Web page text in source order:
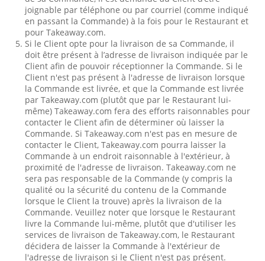
joignable par téléphone ou par courriel (comme indiqué
en passant la Commande) à la fois pour le Restaurant et
pour Takeaway.com.
Si le Client opte pour la livraison de sa Commande, il
doit être présent à l’adresse de livraison indiquée par le
Client afin de pouvoir réceptionner la Commande. Si le
Client n'est pas présent à l'adresse de livraison lorsque
la Commande est livrée, et que la Commande est livrée
par Takeaway.com (plutôt que par le Restaurant lui-
même) Takeaway.com fera des efforts raisonnables pour
contacter le Client afin de déterminer où laisser la
Commande. Si Takeaway.com n'est pas en mesure de
contacter le Client, Takeaway.com pourra laisser la
Commande à un endroit raisonnable à l'extérieur, à
proximité de l'adresse de livraison. Takeaway.com ne
sera pas responsable de la Commande (y compris la
qualité ou la sécurité du contenu de la Commande
lorsque le Client la trouve) après la livraison de la
Commande. Veuillez noter que lorsque le Restaurant
livre la Commande lui-même, plutôt que d'utiliser les
services de livraison de Takeaway.com, le Restaurant
décidera de laisser la Commande à l'extérieur de
l'adresse de livraison si le Client n'est pas présent.